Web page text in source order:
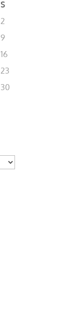
S
2
9
16
23
30